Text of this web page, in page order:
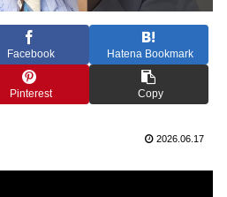
Facebook Hatena Bookmark
Pinterest Copy
2026.06.17